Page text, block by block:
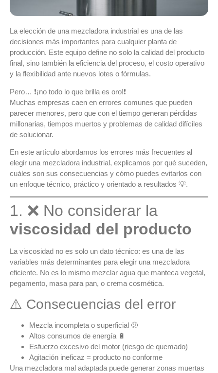
La elección de una mezcladora industrial es una de las
decisiones más importantes para cualquier planta de
producción. Este equipo define no solo la calidad del producto
final, sino también la eficiencia del proceso, el costo operativo
y la flexibilidad ante nuevos lotes o fórmulas.
Pero… ❗¡no todo lo que brilla es oro!❗
Muchas empresas caen en errores comunes que pueden
parecer menores, pero que con el tiempo generan pérdidas
millonarias, tiempos muertos y problemas de calidad difíciles
de solucionar.
En este artículo abordamos los errores más frecuentes al
elegir una mezcladora industrial, explicamos por qué suceden,
cuáles son sus consecuencias y cómo puedes evitarlos con
un enfoque técnico, práctico y orientado a resultados 💡.
1. ❌ No considerar la
viscosidad del producto
La viscosidad no es solo un dato técnico: es una de las
variables más determinantes para elegir una mezcladora
eficiente. No es lo mismo mezclar agua que manteca vegetal,
pegamento, masa para pan, o crema cosmética.
⚠️ Consecuencias del error
Mezcla incompleta o superficial 🫤
Altos consumos de energía 🔋
Esfuerzo excesivo del motor (riesgo de quemado)
Agitación ineficaz = producto no conforme
Una mezcladora mal adaptada puede generar zonas muertas